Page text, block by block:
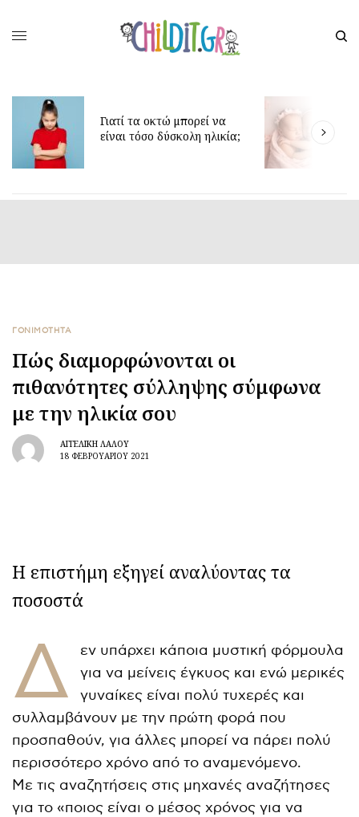
Δίδυμα και ύπνος: μυστικά
για πιο ήρεμες νύχτες
ΓΟΝΙΜΟΤΗΤΑ
Πώς διαμορφώνονται οι
πιθανότητες σύλληψης σύμφωνα
με την ηλικία σου
ΑΓΓΕΛΙΚΉ ΛΆΛΟΥ
18 ΦΕΒΡΟΥΑΡΊΟΥ 2021
Η επιστήμη εξηγεί αναλύοντας τα
ποσοστά
Δ
εν υπάρχει κάποια μυστική φόρμουλα
για να μείνεις έγκυος και ενώ μερικές
γυναίκες είναι πολύ τυχερές και
συλλαμβάνουν με την πρώτη φορά που
προσπαθούν, για άλλες μπορεί να πάρει πολύ
περισσότερο χρόνο από το αναμενόμενο.
Με τις αναζητήσεις στις μηχανές αναζήτησες
για το «ποιος είναι ο μέσος χρόνος για να